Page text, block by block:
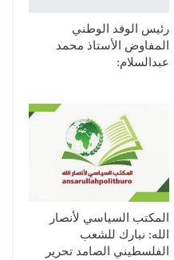
رئيس الوفد الوطني
المفاوض الأستاذ محمد
عبدالسلام:
المكتب السياسي لأنصار
الله: نبارك للشعب
الفلسطيني الصامد تحرير